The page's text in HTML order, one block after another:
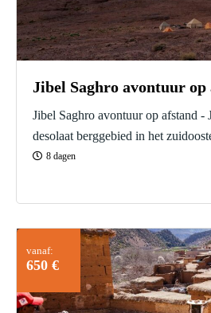
Jibel Saghro avontuur op
Jibel Saghro avontuur op afstand -
desolaat berggebied in het
achter de Hoge Altas en naast de
landschap zal je verbazen en je
ervaren; doe een stap terug en ga
8 dagen
vanaf:
650 €